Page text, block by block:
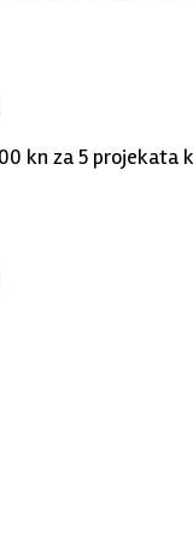
kn za 5 projekata